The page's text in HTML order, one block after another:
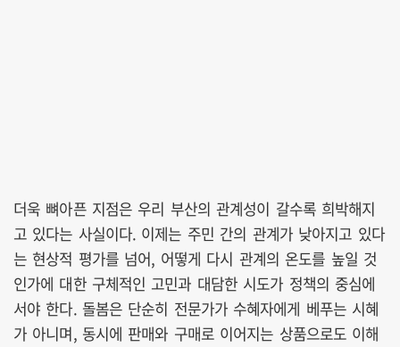
더욱 뼈아픈 지점은 우리 부산의 관계성이 갈수록 희박해지
고 있다는 사실이다. 이제는 주민 간의 관계가 낮아지고 있다
는 현상적 평가를 넘어, 어떻게 다시 관계의 온도를 높일 것
인가에 대한 구체적인 고민과 대담한 시도가 정책의 중심에
서야 한다. 돌봄은 단순히 전문가가 수혜자에게 베푸는 시혜
가 아니며, 동시에 판매와 구매로 이어지는 상품으로도 이해